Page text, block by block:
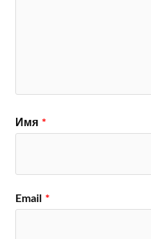
Имя *
Email *